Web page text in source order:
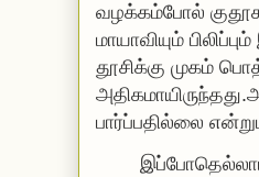
வழக்கம்போல்
மாயாவியும்
தூசிக்கு முகம்
பார்ப்பதில்லை